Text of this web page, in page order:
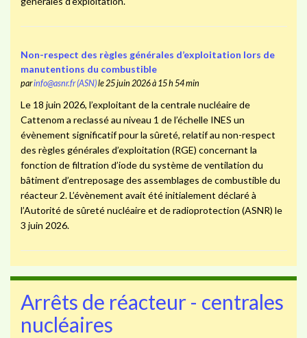
Non-respect des règles générales d’exploitation lors de
manutentions du combustible
parinfo@asnr.fr (ASN)le 25 juin 2026 à 15 h 54 min
Le 18 juin 2026, l’exploitant de la centrale nucléaire de
Cattenom a reclassé au niveau 1 de l’échelle INES un
évènement significatif pour la sûreté, relatif au non-respect
des règles générales d’exploitation (RGE) concernant la
fonction de filtration d’iode du système de ventilation du
bâtiment d’entreposage des assemblages de combustible du
réacteur 2. L’évènement avait été initialement déclaré à
l’Autorité de sûreté nucléaire et de radioprotection (ASNR) le
3 juin 2026.
Arrêts de réacteur - centrales
nucléaires